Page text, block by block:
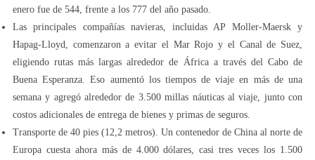
enero fue de 544, frente a los 777 del año pasado.
Las principales compañías navieras, incluidas AP Moller-Maersk y
Hapag-Lloyd, comenzaron a evitar el Mar Rojo y el Canal de Suez,
eligiendo rutas más largas alrededor de África a través del Cabo de
Buena Esperanza. Eso aumentó los tiempos de viaje en más de una
semana y agregó alrededor de 3.500 millas náuticas al viaje, junto con
costos adicionales de entrega de bienes y primas de seguros.
Transporte de 40 pies (12,2 metros). Un contenedor de China al norte de
Europa cuesta ahora más de 4.000 dólares, casi tres veces los 1.500